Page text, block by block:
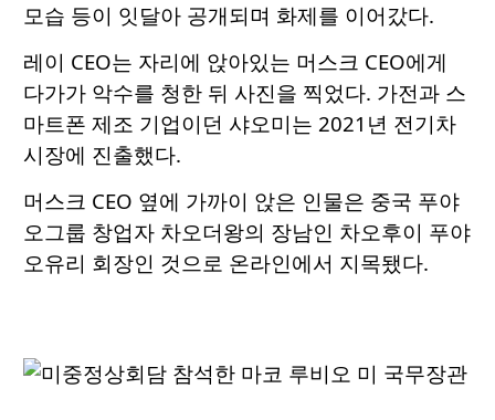
모습 등이 잇달아 공개되며 화제를 이어갔다.
레이 CEO는 자리에 앉아있는 머스크 CEO에게
다가가 악수를 청한 뒤 사진을 찍었다. 가전과 스
마트폰 제조 기업이던 샤오미는 2021년 전기차
시장에 진출했다.
머스크 CEO 옆에 가까이 앉은 인물은 중국 푸야
오그룹 창업자 차오더왕의 장남인 차오후이 푸야
오유리 회장인 것으로 온라인에서 지목됐다.